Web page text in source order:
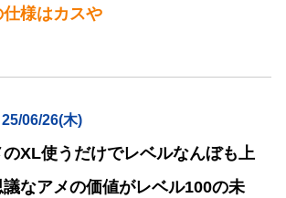
様はカスや
25/06/26(木)
XL使うだけでレベルなんぼも上
なアメの価値がレベル100の未